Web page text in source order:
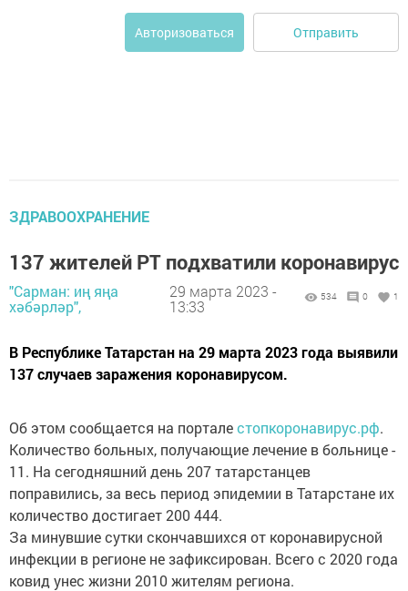
Авторизоваться Отправить
ЗДРАВООХРАНЕНИЕ
137 жителей РТ подхватили коронавирус
"Сарман: иң яңа
хәбәрләр",
29 марта 2023 -
13:33
534 0 1
В Республике Татарстан на 29 марта 2023 года выявили
137 случаев заражения коронавирусом.
Об этом сообщается на порталестопкоронавирус.рф.
Количество больных, получающие лечение в больнице -
11. На сегодняшний день 207 татарстанцев
поправились, за весь период эпидемии в Татарстане их
количество достигает 200 444.
За минувшие сутки скончавшихся от коронавирусной
инфекции в регионе не зафиксирован. Всего с 2020 года
ковид унес жизни 2010 жителям региона.